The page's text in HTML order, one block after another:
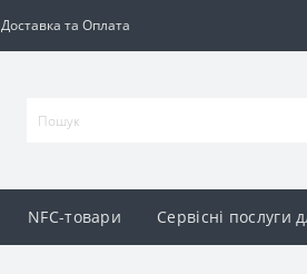
Доставка та Оплата
NFC-товари Сервісні послуги